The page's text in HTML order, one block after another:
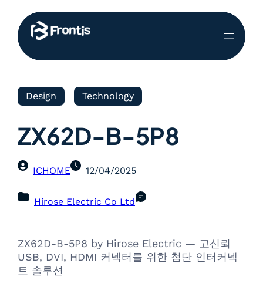
Design Technology
ZX62D-B-5P8
ICHOME 12/04/2025
Hirose Electric Co Ltd
ZX62D-B-5P8 by Hirose Electric — 고신뢰
USB, DVI, HDMI 커넥터를 위한 첨단 인터커넥
트 솔루션